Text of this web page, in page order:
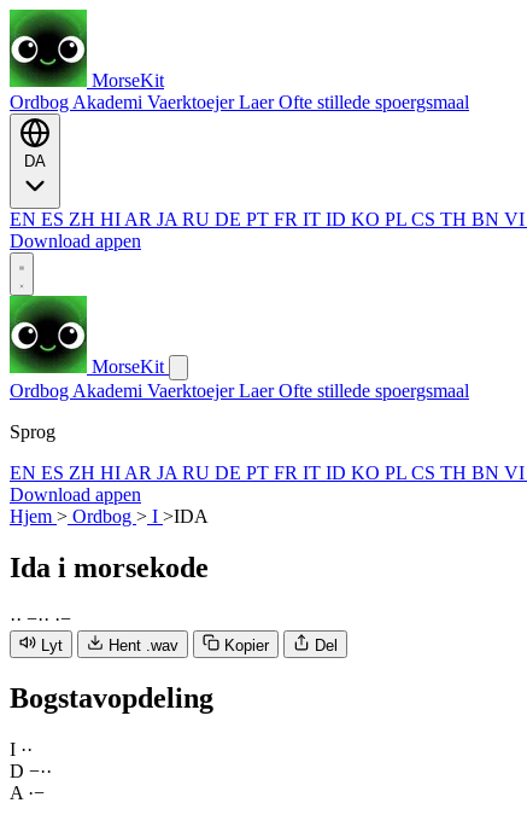
MorseKit
Ordbog Akademi VaerktoejerLaerOfte stillede spoergsmaal
EN ES ZH HI AR JA RU DE PT FR IT ID KO PL CS TH BN VI
Download appen
MorseKit
Ordbog Akademi VaerktoejerLaerOfte stillede spoergsmaal
Sprog
EN ES ZH HI AR JA RU DE PT FR IT ID KO PL CS TH BN VI
Download appen
Hjem > Ordbog > I >IDA
Ida i morsekode
·· −·· ·−
Lyt Hent .wav Kopier Del
Bogstavopdeling
I ··
D −··
A ·−